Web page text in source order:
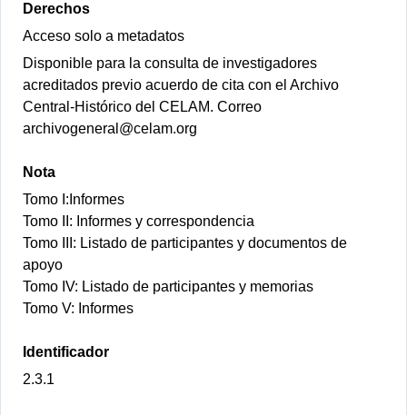
Derechos
Acceso solo a metadatos
Disponible para la consulta de investigadores
acreditados previo acuerdo de cita con el Archivo
Central-Histórico del CELAM. Correo
archivogeneral@celam.org
Nota
Tomo I:Informes
Tomo II: Informes y correspondencia
Tomo III: Listado de participantes y documentos de
apoyo
Tomo IV: Listado de participantes y memorias
Tomo V: Informes
Identificador
2.3.1